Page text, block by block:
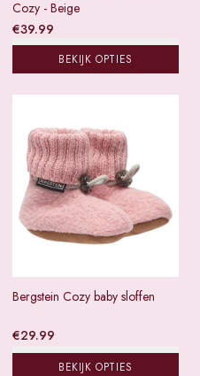
Cozy - Beige
€39.99
BEKIJK OPTIES
Bergstein Cozy baby sloffen
€29.99
BEKIJK OPTIES